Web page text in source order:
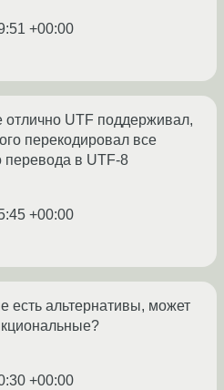
+00:00
отлично UTF поддерживал,
перекодировал все
перевода в UTF-8
+00:00
есть альтернативы, может
+00:00